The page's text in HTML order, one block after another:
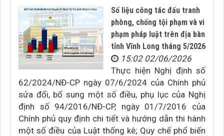
Số liệu công tác đấu tranh
phòng, chống tội phạm và vi
phạm pháp luật trên địa bàn
tỉnh Vĩnh Long tháng 5/2026
15:02 02/06/2026
Thực hiện Nghị định số
62/2024/NĐ-CP ngày 07/6/2024 của Chính phủ
sửa đổi, bổ sung một số điều, phụ lục của Nghị
định số 94/2016/NĐ-CP, ngày 01/7/2016 của
Chính phủ quy định chi tiết và hướng dẫn thi hành
một số điều của Luật thống kê; Quy chế phổ biến